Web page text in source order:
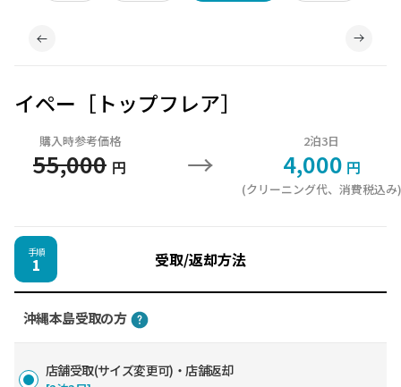
イペー［トップフレア］
購入時参考価格
55,000 円 →
2泊3日
4,000 円
(クリーニング代、消費税込み)
手順
1 受取/返却方法
沖縄本島受取の方
店舗受取(サイズ変更可)・店舗返却